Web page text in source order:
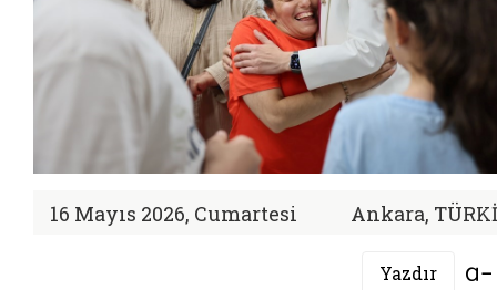
16 Mayıs 2026, Cumartesi Ankara,
Yazdır